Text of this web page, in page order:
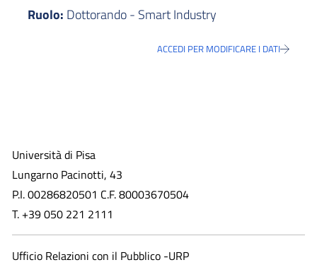
Ruolo: Dottorando - Smart Industry
ACCEDI PER MODIFICARE I DATI
Università di Pisa
Lungarno Pacinotti, 43
P.I. 00286820501 C.F. 80003670504
T. +39 050 221 2111
Ufficio Relazioni con il Pubblico -URP